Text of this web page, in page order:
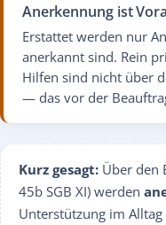
Anerkennung ist
Erstattet werden nur
anerkannt sind. Rein
Hilfen sind nicht über
— das vor der
Kurz gesagt: Über den
45b SGB XI) werden
Unterstützung im